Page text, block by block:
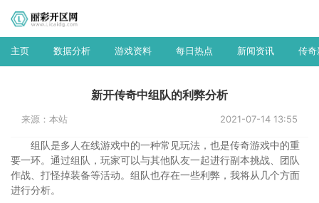
主页 数据分析 游戏资料 每日热点 新闻资讯 传奇
新开传奇中组队的利弊分析
来源：本站 2021-07-14 13:55
组队是多人在线游戏中的一种常见玩法，也是传奇游戏中的重
要一环。通过组队，玩家可以与其他队友一起进行副本挑战、团队
作战、打怪掉装备等活动。组队也存在一些利弊，我将从几个方面
进行分析。